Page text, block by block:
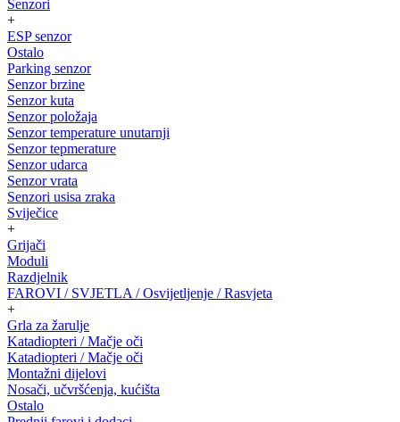
Senzori
+
ESP senzor
Ostalo
Parking senzor
Senzor brzine
Senzor kuta
Senzor položaja
Senzor temperature unutarnji
Senzor tepmerature
Senzor udarca
Senzor vrata
Senzori usisa zraka
Sviječice
+
Grijači
Moduli
Razdjelnik
FAROVI / SVJETLA / Osvijetljenje / Rasvjeta
+
Grla za žarulje
Katadiopteri / Mačje oči
Katadiopteri / Mačje oči
Montažni dijelovi
Nosači, učvršćenja, kućišta
Ostalo